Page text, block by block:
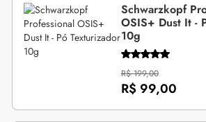
Schwarzkopf
OSIS+ Dust It -
10g
R$ 199,00
R$ 99,00